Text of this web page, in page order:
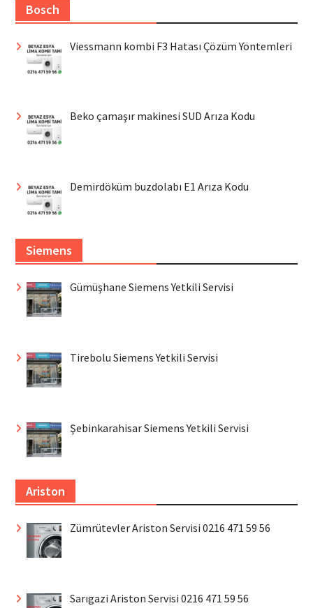
Bosch
Viessmann kombi F3 Hatası Çözüm Yöntemleri
Beko çamaşır makinesi SUD Arıza Kodu
Demirdöküm buzdolabı E1 Arıza Kodu
Siemens
Gümüşhane Siemens Yetkili Servisi
Tirebolu Siemens Yetkili Servisi
Şebinkarahisar Siemens Yetkili Servisi
Ariston
Zümrütevler Ariston Servisi 0216 471 59 56
Sarıgazi Ariston Servisi 0216 471 59 56